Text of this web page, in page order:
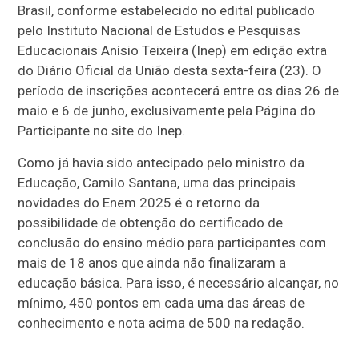
Brasil, conforme estabelecido no edital publicado
pelo Instituto Nacional de Estudos e Pesquisas
Educacionais Anísio Teixeira (Inep) em edição extra
do Diário Oficial da União desta sexta-feira (23). O
período de inscrições acontecerá entre os dias 26 de
maio e 6 de junho, exclusivamente pela Página do
Participante no site do Inep.
Como já havia sido antecipado pelo ministro da
Educação, Camilo Santana, uma das principais
novidades do Enem 2025 é o retorno da
possibilidade de obtenção do certificado de
conclusão do ensino médio para participantes com
mais de 18 anos que ainda não finalizaram a
educação básica. Para isso, é necessário alcançar, no
mínimo, 450 pontos em cada uma das áreas de
conhecimento e nota acima de 500 na redação.